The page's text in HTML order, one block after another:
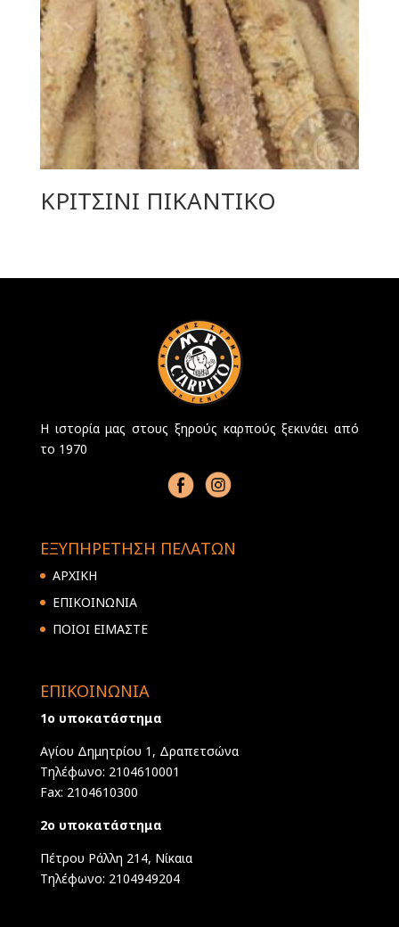
ΚΡΙΤΣΙΝΙ ΠΙΚΑΝΤΙΚΟ
Η ιστορία μας στους ξηρούς καρπούς ξεκινάει από
το 1970
ΕΞΥΠΗΡΕΤΗΣΗ ΠΕΛΑΤΩΝ
ΑΡΧΙΚΗ
ΕΠΙΚΟΙΝΩΝΙΑ
ΠΟΙΟΙ ΕΙΜΑΣΤΕ
ΕΠΙΚΟΙΝΩΝΙΑ
1ο υποκατάστημα
Αγίου Δημητρίου 1, Δραπετσώνα
Τηλέφωνο: 2104610001
Fax: 2104610300
2ο υποκατάστημα
Πέτρου Ράλλη 214, Νίκαια
Τηλέφωνο: 2104949204